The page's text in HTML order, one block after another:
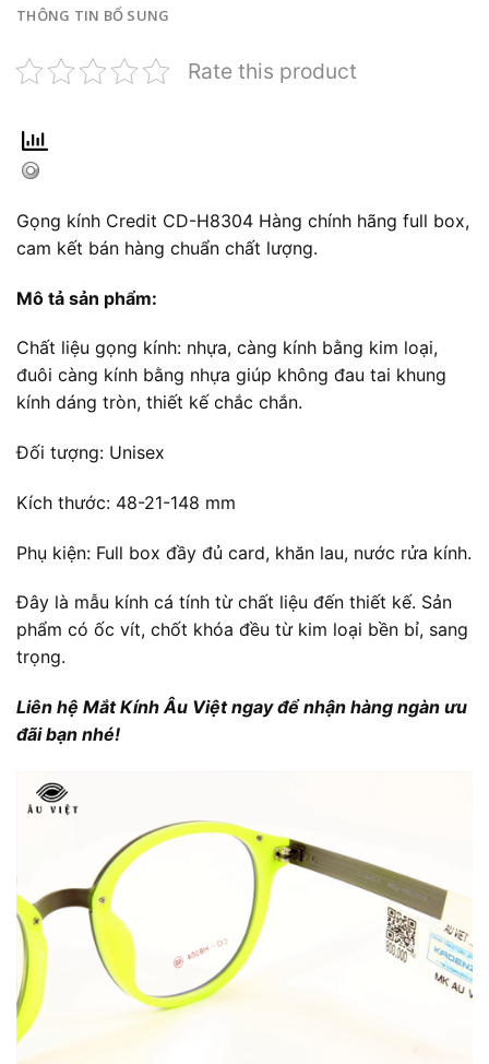
THÔNG TIN BỔ SUNG
Rate this product
Gọng kính Credit CD-H8304 Hàng chính hãng full box,
cam kết bán hàng chuẩn chất lượng.
Mô tả sản phẩm:
Chất liệu gọng kính: nhựa, càng kính bằng kim loại,
đuôi càng kính bằng nhựa giúp không đau tai khung
kính dáng tròn, thiết kế chắc chắn.
Đối tượng: Unisex
Kích thước: 48-21-148 mm
Phụ kiện: Full box đầy đủ card, khăn lau, nước rửa kính.
Đây là mẫu kính cá tính từ chất liệu đến thiết kế. Sản
phẩm có ốc vít, chốt khóa đều từ kim loại bền bỉ, sang
trọng.
Liên hệ Mắt Kính Âu Việt ngay để nhận hàng ngàn ưu
đãi bạn nhé!